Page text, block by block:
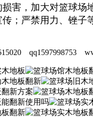
害，加大对篮球场
；严禁用力、锉子
qq1597998753